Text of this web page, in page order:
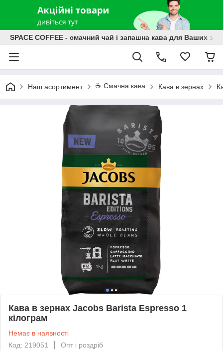
SPACE COFFEE - смачний чай і запашна кава для Ваших
Наш асортимент ☕️ Смачна кава Кава в зернах
Кава в зернах Jacobs Barista Espresso 1
кілограм
Немає в наявності
Код: 219051
Опт і роздріб